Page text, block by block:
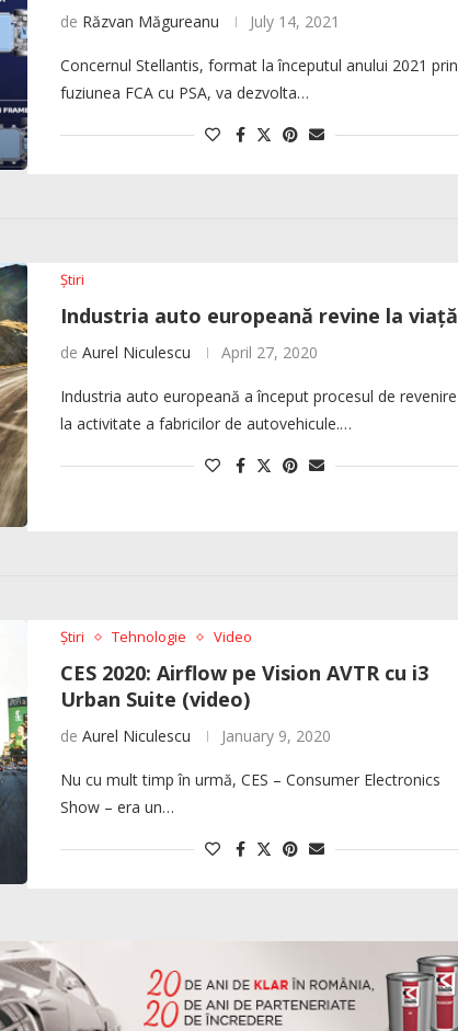
de Răzvan Măgureanu July 14, 2021
Concernul Stellantis, format la începutul anului 2021 prin
fuziunea FCA cu PSA, va dezvolta…
Știri
Industria auto europeană revine la viață
de Aurel Niculescu April 27, 2020
Industria auto europeană a început procesul de revenire
la activitate a fabricilor de autovehicule.…
Știri Tehnologie Video
CES 2020: Airflow pe Vision AVTR cu i3
Urban Suite (video)
de Aurel Niculescu January 9, 2020
Nu cu mult timp în urmă, CES – Consumer Electronics
Show – era un…